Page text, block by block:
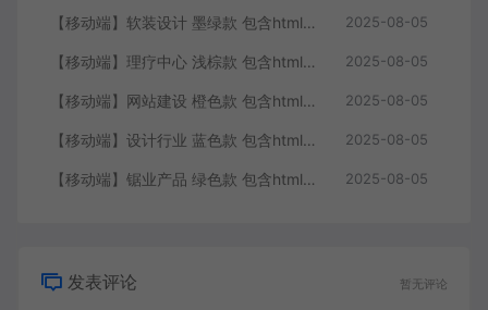
【移动端】软装设计 墨绿款 包含html+CSS+Js+字体文件全套 2025-08-05
【移动端】理疗中心 浅棕款 包含html+CSS+Js+字体文件全套 2025-08-05
【移动端】网站建设 橙色款 包含html+CSS+Js+字体文件全套 2025-08-05
【移动端】设计行业 蓝色款 包含html+CSS+Js+字体文件全套 2025-08-05
【移动端】锯业产品 绿色款 包含html+CSS+Js+字体文件全套 2025-08-05
发表评论 暂无评论